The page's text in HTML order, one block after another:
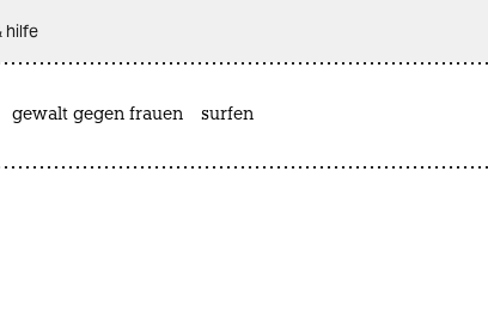
hilfe
gewalt gegen frauen surfen